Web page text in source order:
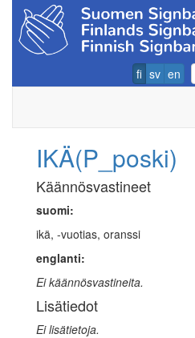
fi sv en
IKÄ(P_poski)
Käännösvastineet
suomi:
ikä, -vuotias, oranssi
englanti:
Ei käännösvastineita.
Lisätiedot
Ei lisätietoja.